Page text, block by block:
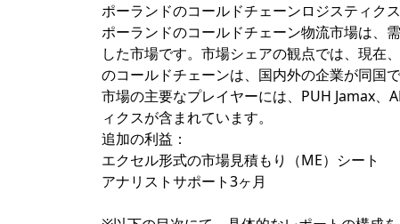
ポーランドのコールドチェーンロジスティク
ポーランドのコールドチェーン物流市場は、
した市場です。市場シェアの観点では、現在
のコールドチェーンは、国内外の企業が同国
市場の主要なプレイヤーには、PUH Jamax、
ィクスが含まれています。
追加の利益：
エクセル形式の市場見積もり（ME）シート
アナリストサポート3ヶ月